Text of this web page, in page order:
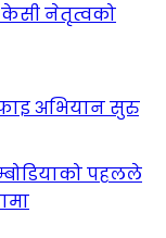
केसी नेतृत्वको
अभियान सुरु
पहलले